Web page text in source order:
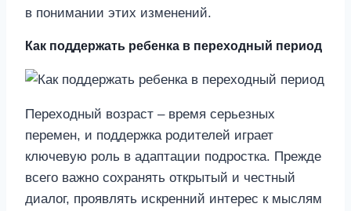
в понимании этих изменений.
Как поддержать ребенка в переходный период
Переходный возраст – время серьезных
перемен, и поддержка родителей играет
ключевую роль в адаптации подростка. Прежде
всего важно сохранять открытый и честный
диалог, проявлять искренний интерес к мыслям